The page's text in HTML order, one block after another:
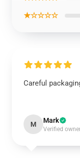
★☆☆☆☆
Careful
M Mark
Verified